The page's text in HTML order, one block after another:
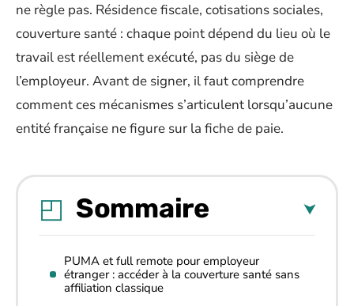
ne règle pas. Résidence fiscale, cotisations sociales,
couverture santé : chaque point dépend du lieu où le
travail est réellement exécuté, pas du siège de
l’employeur. Avant de signer, il faut comprendre
comment ces mécanismes s’articulent lorsqu’aucune
entité française ne figure sur la fiche de paie.
Sommaire
PUMA et full remote pour employeur
étranger : accéder à la couverture santé sans
affiliation classique